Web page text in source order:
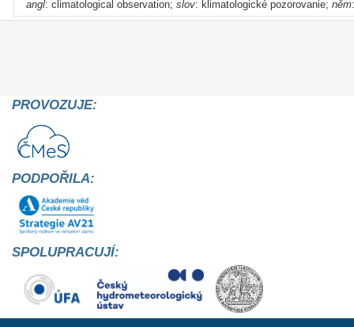
angl: climatological observation; slov: klimatologické pozorovanie; něm
PROVOZUJE:
PODPOŘILA:
SPOLUPRACUJÍ: